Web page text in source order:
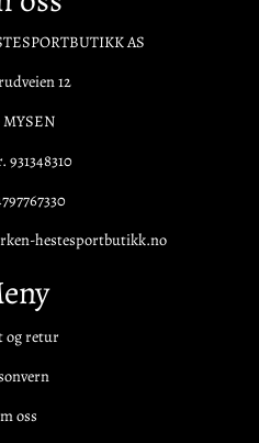
AS
12
MYSEN
hestesportbutikk.no
og retur
oss